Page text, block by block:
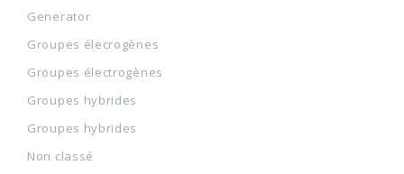
Generator
Groupes élecrogènes
Groupes électrogènes
Groupes hybrides
Groupes hybrides
Non classé